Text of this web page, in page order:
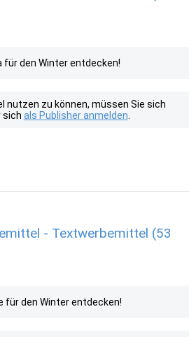
den Winter entdecken!
nutzen zu können, müssen Sie sich
sich als Publisher anmelden
- Textwerbemittel (53
den Winter entdecken!